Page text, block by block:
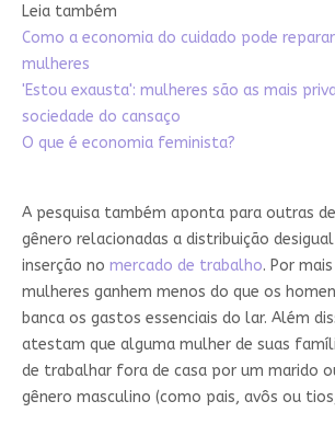
Leia também
Como a economia do cuidado pode
mulheres
'Estou exausta': mulheres são as mais
sociedade do cansaço
O que é economia feminista?
A pesquisa também aponta para outras
gênero relacionadas a distribuição
inserção no mercado de trabalho. Por
mulheres ganhem menos do que os
banca os gastos essenciais do lar. Além
atestam que alguma mulher de suas
de trabalhar fora de casa por um marido
gênero masculino (como pais, avôs ou